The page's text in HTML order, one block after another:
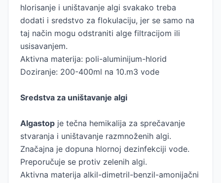
hlorisanje i uništavanje algi svakako treba
dodati i sredstvo za flokulaciju, jer se samo na
taj način mogu odstraniti alge filtracijom ili
usisavanjem.
Aktivna materija: poli-aluminijum-hlorid
Doziranje: 200-400ml na 10.m3 vode
Sredstva za uništavanje algi
Algastop je tečna hemikalija za sprečavanje
stvaranja i uništavanje razmnoženih algi.
Značajna je dopuna hlornoj dezinfekciji vode.
Preporučuje se protiv zelenih algi.
Aktivna materija alkil-dimetril-benzil-amonijačni